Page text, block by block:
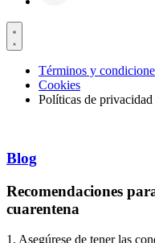
Términos y
Cookies
Políticas de privacidad
Blog
Recomendaciones
cuarentena
1. Asegúrese de tener las